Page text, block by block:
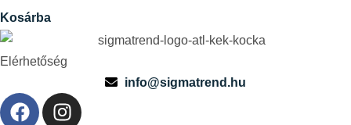
Kosárba
Elérhetőség
info@sigmatrend.hu